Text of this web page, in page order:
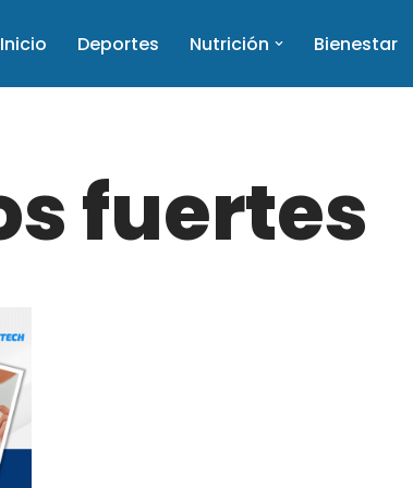
Inicio Deportes Nutrición Bienestar
fuertes